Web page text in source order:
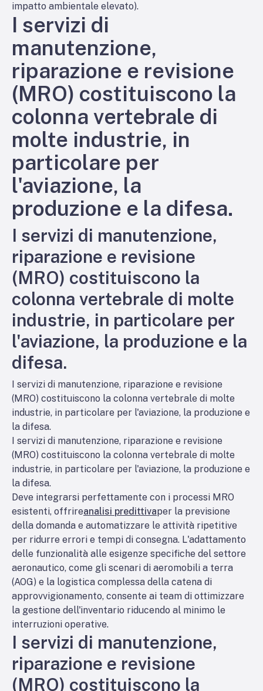
impatto ambientale elevato).
I servizi di
manutenzione,
riparazione e revisione
(MRO) costituiscono la
colonna vertebrale di
molte industrie, in
particolare per
l'aviazione, la
produzione e la difesa.
I servizi di manutenzione,
riparazione e revisione
(MRO) costituiscono la
colonna vertebrale di molte
industrie, in particolare per
l'aviazione, la produzione e la
difesa.
I servizi di manutenzione, riparazione e revisione
(MRO) costituiscono la colonna vertebrale di molte
industrie, in particolare per l'aviazione, la produzione e
la difesa.
I servizi di manutenzione, riparazione e revisione
(MRO) costituiscono la colonna vertebrale di molte
industrie, in particolare per l'aviazione, la produzione e
la difesa.
Deve integrarsi perfettamente con i processi MRO
esistenti, offrireanalisi predittivaper la previsione
della domanda e automatizzare le attività ripetitive
per ridurre errori e tempi di consegna. L'adattamento
delle funzionalità alle esigenze specifiche del settore
aeronautico, come gli scenari di aeromobili a terra
(AOG) e la logistica complessa della catena di
approvvigionamento, consente ai team di ottimizzare
la gestione dell'inventario riducendo al minimo le
interruzioni operative.
I servizi di manutenzione,
riparazione e revisione
(MRO) costituiscono la